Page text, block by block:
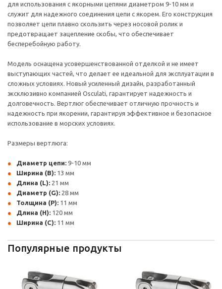
для использования с якорными цепями диаметром 9-10 мм и
служит для надежного соединения цепи с якорем. Его конструкция
позволяет цепи плавно скользить через носовой ролик и
предотвращает зацепление скобы, что обеспечивает
бесперебойную работу.
Модель оснащена усовершенствованной отделкой и не имеет
выступающих частей, что делает ее идеальной для эксплуатации в
сложных условиях. Новый усиленный дизайн, разработанный
эксклюзивно компанией Osculati, гарантирует надежность и
долговечность. Вертлюг обеспечивает отличную прочность и
надежность при якорении, гарантируя эффективное и безопасное
использование в морских условиях.
Размеры вертлюга:
Диаметр цепи: 9-10 мм
Ширина (B): 13 мм
Длина (L): 21 мм
Диаметр (G): 28 мм
Толщина (P): 11 мм
Длина (H): 120 мм
Ширина (C): 11 мм
Популярные продукты